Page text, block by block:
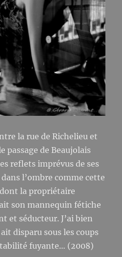
la rue de Richelieu et
passage de Beaujolais
reflets imprévus de ses
l’ombre comme cette
la propriétaire
son mannequin fétiche
et séducteur. J’ai bien
disparu sous les coups
fuyante… (2008)